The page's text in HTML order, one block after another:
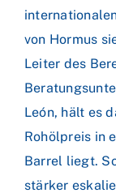
von Hormus
Leiter des
León, hält es
Rohölpreis in
Barrel liegt.
stärker